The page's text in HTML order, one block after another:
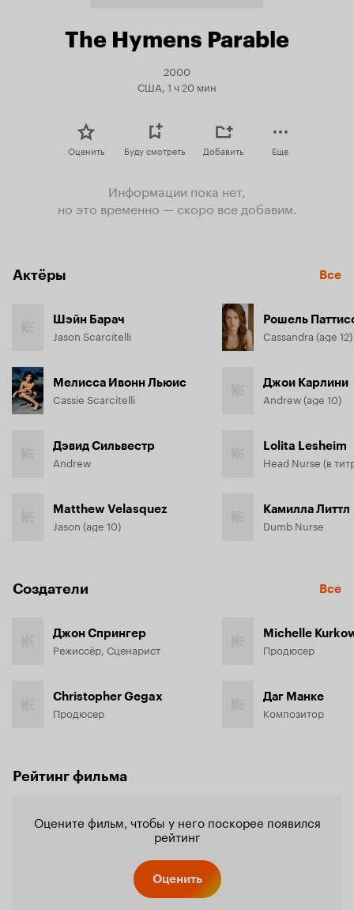
The Hymens Parable
2000
США, 1 ч 20 мин
Оценить Буду смотреть Добавить Еще
Информации пока нет,
но это временно — скоро все добавим.
Актёры Все
Шэйн Барач
Jason Scarcitelli
Мелисса Ивонн Льюис
Cassie Scarcitelli
Дэвид Сильвестр
Andrew
Matthew Velasquez
Jason (age 10)
Рошель
Джои Карлини
Andrew (age 10)
Lolita Lesheim
Камилла Литтл
Dumb Nurse
Создатели Все
Джон Спрингер
Режиссёр, Сценарист
Christopher Gegax
Продюсер
Michelle
Продюсер
Даг Манке
Композитор
Рейтинг фильма
Оцените фильм, чтобы у него поскорее появился
рейтинг
Оценить